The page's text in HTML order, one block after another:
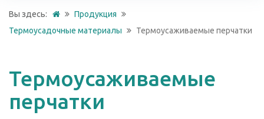
Вы здесь:
Продукция
Термоусадочные материалы
Термоусаживаемые перчатки
Термоусаживаемые
перчатки